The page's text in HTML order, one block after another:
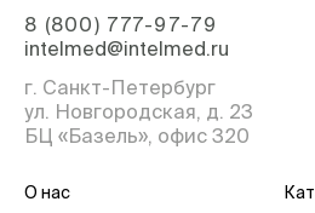
8 (800) 777-97-79
intelmed@intelmed.ru
г. Санкт-Петербург
ул. Новгородская, д. 23
БЦ «Базель», офис 320
О нас